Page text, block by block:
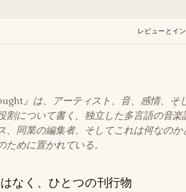
レビューとイ
』は、アーティスト、音、感情、そ
割について書く、独立した多言語の音
、同業の編集者、そしてこれは何なのか
ために置かれている。
なく、ひとつの刊行物